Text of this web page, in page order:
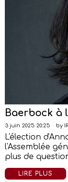
Baerbock à
3 juin 2025 20:25 by
L'élection
l'Assemblée
plus de
LIRE PLUS